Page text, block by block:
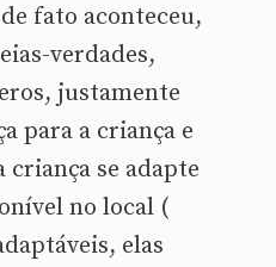
fato aconteceu,
verdades,
justamente
para a criança e
se adapte
no local (
elas